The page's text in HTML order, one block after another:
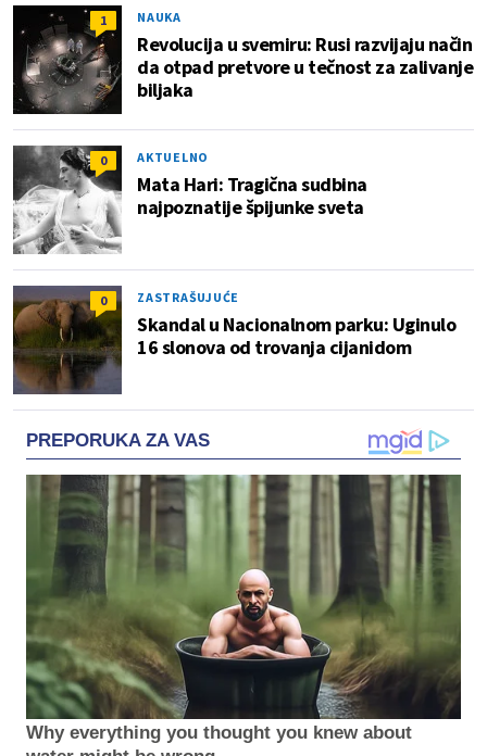
1 NAUKA
Revolucija u svemiru: Rusi razvijaju način
da otpad pretvore u tečnost za zalivanje
biljaka
0 AKTUELNO
Mata Hari: Tragična sudbina
najpoznatije špijunke sveta
0 ZASTRAŠUJUĆE
Skandal u Nacionalnom parku: Uginulo
16 slonova od trovanja cijanidom
PREPORUKA ZA VAS
Why everything you thought you knew about